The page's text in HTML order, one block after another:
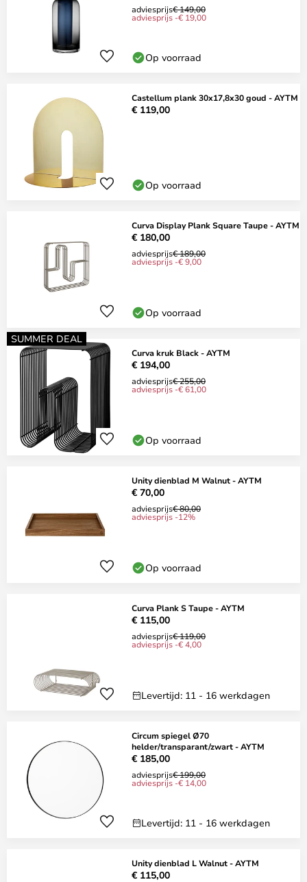
adviesprijs€ 149,00
adviesprijs -€ 19,00
Op voorraad
Castellum plank 30x17,8x30 goud - AYTM
€ 119,00
Op voorraad
Curva Display Plank Square Taupe - AYTM
€ 180,00
adviesprijs€ 189,00
adviesprijs -€ 9,00
Op voorraad
SUMMER DEAL
Curva kruk Black - AYTM
€ 194,00
adviesprijs€ 255,00
adviesprijs -€ 61,00
Op voorraad
Unity dienblad M Walnut - AYTM
€ 70,00
adviesprijs€ 80,00
adviesprijs -12%
Op voorraad
Curva Plank S Taupe - AYTM
€ 115,00
adviesprijs€ 119,00
adviesprijs -€ 4,00
Levertijd: 11 - 16 werkdagen
Circum spiegel Ø70
helder/transparant/zwart - AYTM
€ 185,00
adviesprijs€ 199,00
adviesprijs -€ 14,00
Levertijd: 11 - 16 werkdagen
Unity dienblad L Walnut - AYTM
€ 115,00